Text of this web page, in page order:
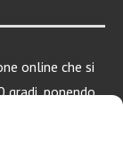
online che si
ponendo
Apple e